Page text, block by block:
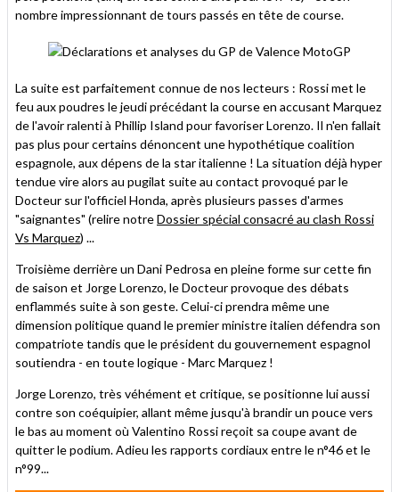
nombre impressionnant de tours passés en tête de course.
La suite est parfaitement connue de nos lecteurs : Rossi met le
feu aux poudres le jeudi précédant la course en accusant Marquez
de l'avoir ralenti à Phillip Island pour favoriser Lorenzo. Il n'en fallait
pas plus pour certains dénoncent une hypothétique coalition
espagnole, aux dépens de la star italienne ! La situation déjà hyper
tendue vire alors au pugilat suite au contact provoqué par le
Docteur sur l'officiel Honda, après plusieurs passes d'armes
"saignantes" (relire notreDossier spécial consacré au clash Rossi
Vs Marquez) ...
Troisième derrière un Dani Pedrosa en pleine forme sur cette fin
de saison et Jorge Lorenzo, le Docteur provoque des débats
enflammés suite à son geste. Celui-ci prendra même une
dimension politique quand le premier ministre italien défendra son
compatriote tandis que le président du gouvernement espagnol
soutiendra - en toute logique - Marc Marquez !
Jorge Lorenzo, très véhément et critique, se positionne lui aussi
contre son coéquipier, allant même jusqu'à brandir un pouce vers
le bas au moment où Valentino Rossi reçoit sa coupe avant de
quitter le podium. Adieu les rapports cordiaux entre le n°46 et le
n°99...